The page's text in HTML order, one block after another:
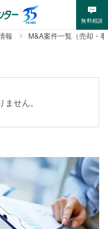
無料相談
報 M&A案件一覧（売却・
せん。